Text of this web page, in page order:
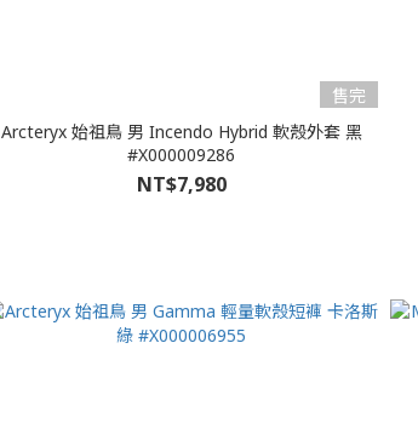
售完
Arcteryx 始祖鳥 男 Incendo Hybrid 軟殼外套 黑
#X000009286
NT$7,980